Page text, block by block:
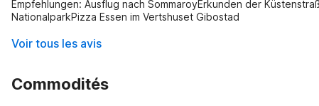
Empfehlungen: Ausflug nach SommaroyErkunden der
NationalparkPizza Essen im Vertshuset Gibostad
Voir tous les avis
Commodités